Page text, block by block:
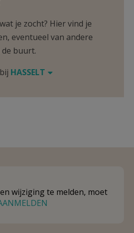
je zocht? Hier vind je
eventueel van andere
buurt.
HASSELT
wijziging te melden, moet